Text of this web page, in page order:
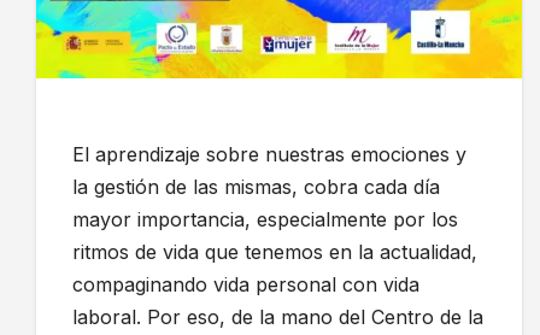
El aprendizaje sobre nuestras emociones y
la gestión de las mismas, cobra cada día
mayor importancia, especialmente por los
ritmos de vida que tenemos en la actualidad,
compaginando vida personal con vida
laboral. Por eso, de la mano del Centro de la